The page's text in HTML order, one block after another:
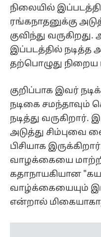
நிலையில்
ரங்கநாதனுக்கு
குவிந்து
இப்படத்தில் நடித்த
தற்பொழுது நிறைய
குறிப்பாக இவர்
நடிகை
நடித்து
அடுத்து சிம்புவை
பிசியாக
வாழக்கையை
கதாநாயகியான
வாழ்க்கையையும்
என்றால்